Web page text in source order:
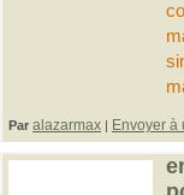
Par alazarmax | Envoyer à